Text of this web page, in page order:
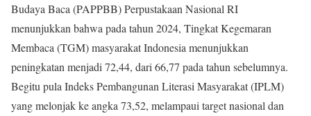
Budaya Baca (PAPPBB) Perpustakaan Nasional RI
menunjukkan bahwa pada tahun 2024, Tingkat Kegemaran
Membaca (TGM) masyarakat Indonesia menunjukkan
peningkatan menjadi 72,44, dari 66,77 pada tahun sebelumnya.
Begitu pula Indeks Pembangunan Literasi Masyarakat (IPLM)
yang melonjak ke angka 73,52, melampaui target nasional dan